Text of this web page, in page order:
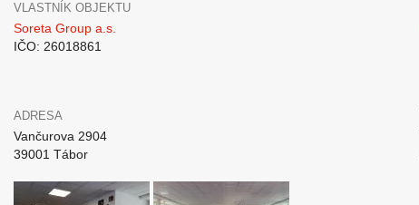
VLASTNÍK OBJEKTU
Soreta Group a.s.
IČO: 26018861
ADRESA
Vančurova 2904
39001 Tábor